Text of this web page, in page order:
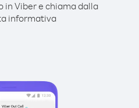
in Viber e chiama dalla
informativa